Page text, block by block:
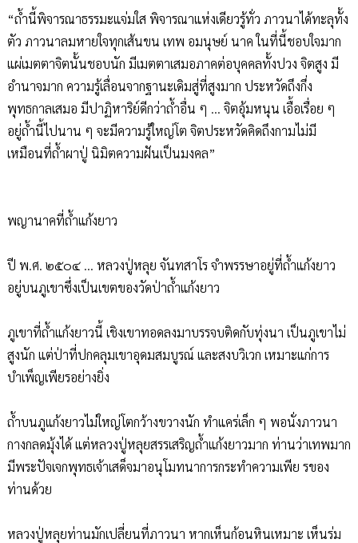
“ถ้ำนี้พิจารณาธรรมะแจ่มใส พิจารณาแห่งเดียวรู้ทั่ว ภาวนาได้ทะลุทั้ง
ตัว ภาวนาลมหายใจทุกเส้นขน เทพ อมนุษย์ นาค ในที่นี้ชอบใจมาก
แผ่เมตตาจิตนั้นชอบนัก มีเมตตาเสมอภาคต่อบุคคลทั้งปวง จิตสูง มี
อำนาจมาก ความรู้เลื่อนจากฐานะเดิมสู่ที่สูงมาก ประหวัดถึงกึ่ง
พุทธกาลเสมอ มีปาฏิหาริย์ดีกว่าถ้ำอื่น ๆ ... จิตอุ้มหนุน เอื้อเรื่อย ๆ
อยู่ถ้ำนี้ไปนาน ๆ จะมีความรู้ใหญ่โต จิตประหวัดคิดถึงกามไม่มี
เหมือนที่ถ้ำผาปู่ นิมิตความฝันเป็นมงคล”
พญานาคที่ถ้ำแก้งยาว
ปี พ.ศ. ๒๕๐๔ ... หลวงปู่หลุย จันทสาโร จำพรรษาอยู่ที่ถ้ำแก้งยาว
อยู่บนภูเขาซึ่งเป็นเขตของวัดป่าถ้ำแก้งยาว
ภูเขาที่ถ้ำแก้งยาวนี้ เชิงเขาทอดลงมาบรรจบติดกับทุ่งนา เป็นภูเขาไม่
สูงนัก แต่ป่าที่ปกคลุมเขาอุดมสมบูรณ์ และสงบวิเวก เหมาะแก่การ
บำเพ็ญเพียรอย่างยิ่ง
ถ้ำบนภูแก้งยาวไม่ใหญ่โตกว้างขวางนัก ทำแคร่เล็ก ๆ พอนั่งภาวนา
กางกลดมุ้งได้ แต่หลวงปู่หลุยสรรเสริญถ้ำแก้งยาวมาก ท่านว่าเทพมาก
มีพระปัจเจกพุทธเจ้าเสด็จมาอนุโมทนาการกระทำความเพีย รของ
ท่านด้วย
หลวงปู่หลุยท่านมักเปลี่ยนที่ภาวนา หากเห็นก้อนหินเหมาะ เห็นร่ม